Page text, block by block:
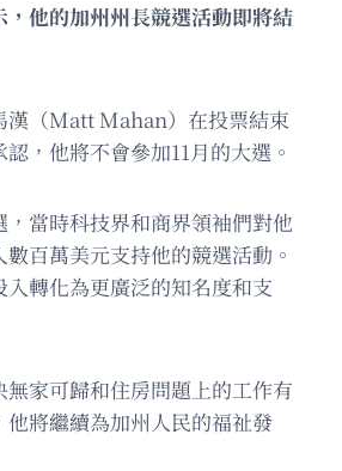
，他的加州州長競選活動即將結
漢（Matt Mahan）在投票結束
，他將不會參加11月的大選。
當時科技界和商界領袖們對他
百萬美元支持他的競選活動。
轉化為更廣泛的知名度和支
家可歸和住房問題上的工作有
將繼續為加州人民的福祉發